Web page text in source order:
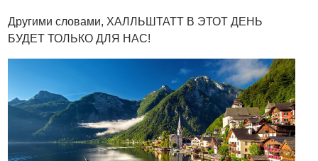
Другими словами, ХАЛЛЬШТАТТ В ЭТОТ ДЕНЬ
БУДЕТ ТОЛЬКО ДЛЯ НАС!